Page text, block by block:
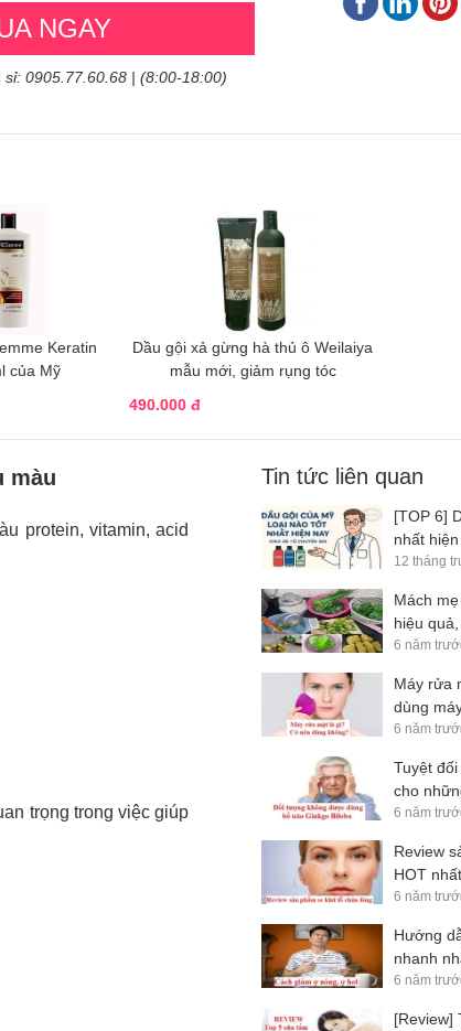
NGAY
0905.77.60.68 | (8:00-18:00)
Keratin
của Mỹ
Dầu gội xả gừng hà thủ ô Weilaiya
mẫu mới, giảm rụng tóc
490.000 đ
màu
protein, vitamin, acid
trọng trong việc giúp
Tin tức liên quan
[TOP 6]
nhất
12 tháng
Mách
hiệu
6 năm
Máy rửa
dùng
6 năm
Tuyệt
cho
6 năm
Review
HOT
6 năm
Hướng
nhanh
6 năm
[Review]